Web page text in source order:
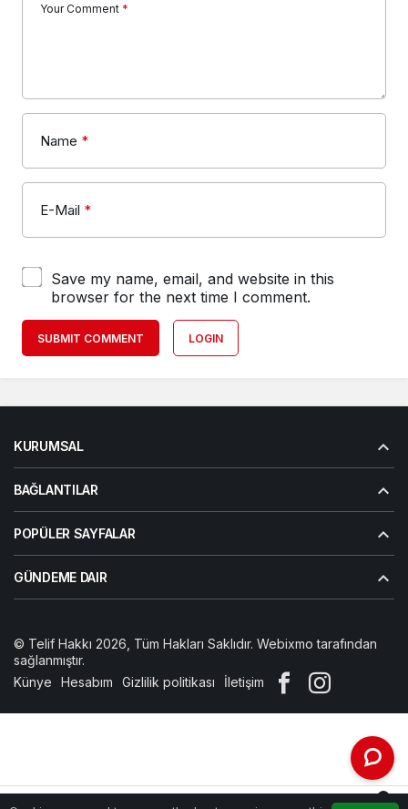
Your Comment *
Name *
E-Mail *
Save my name, email, and website in this
browser for the next time I comment.
SUBMIT COMMENT LOGIN
KURUMSAL
BAĞLANTILAR
POPÜLER SAYFALAR
GÜNDEME DAIR
© Telif Hakkı 2026, Tüm Hakları Saklıdır. Webixmo tarafından
sağlanmıştır.
Künye
Hesabım Gizlilik politikası İletişim